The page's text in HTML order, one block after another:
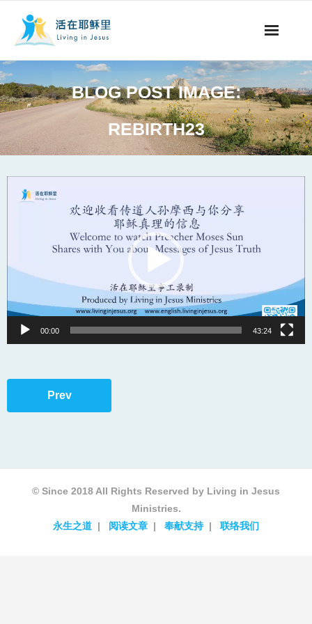
视听节目
阅读文章
永生之道
奉献支持
其他语言
BLOG POST IMAGE:
REBIRTH23
Player
00:00 43:24
Prev
© Since 2018 All Rights Reserved by Living in Jesus
Ministries.
永生之道
阅读文章 奉献支持 联络我们